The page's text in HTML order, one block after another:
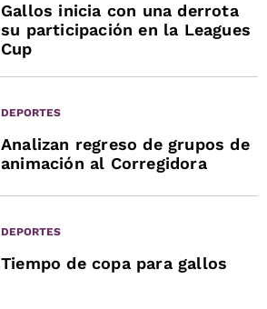
Gallos inicia con una derrota
su participación en la Leagues
Cup
DEPORTES
Analizan regreso de grupos de
animación al Corregidora
DEPORTES
Tiempo de copa para gallos